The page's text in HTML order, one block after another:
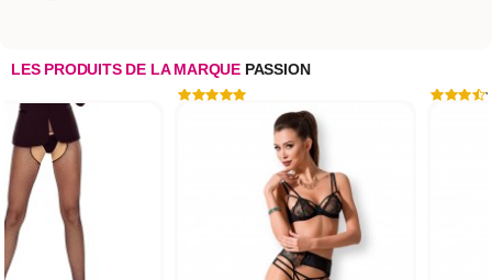
LES PRODUITS DE LA MARQUE PASSION